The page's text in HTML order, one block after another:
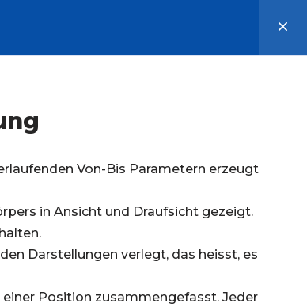
Von-Bis Parametern erzeugt
in Ansicht und Draufsicht gezeigt.
Darstellungen verlegt, das heisst, es
Position zusammengefasst. Jeder